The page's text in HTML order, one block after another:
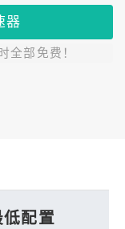
全部免费！
低配置